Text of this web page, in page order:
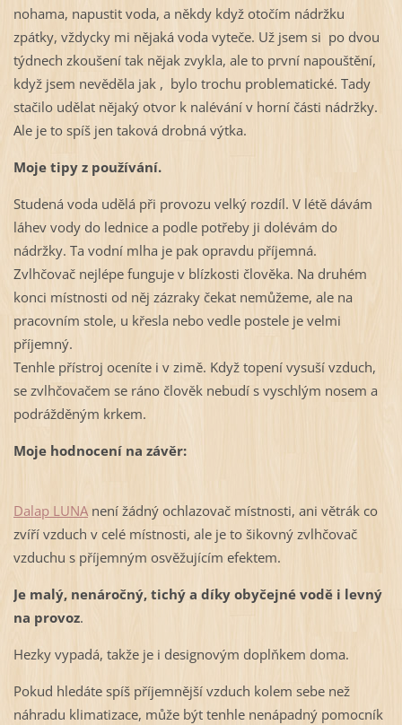
nohama, napustit voda, a někdy když otočím nádržku
zpátky, vždycky mi nějaká voda vyteče. Už jsem si po dvou
týdnech zkoušení tak nějak zvykla, ale to první napouštění,
když jsem nevěděla jak , bylo trochu problematické. Tady
stačilo udělat nějaký otvor k nalévání v horní části nádržky.
Ale je to spíš jen taková drobná výtka.
Moje tipy z používání.
Studená voda udělá při provozu velký rozdíl. V létě dávám
láhev vody do lednice a podle potřeby ji dolévám do
nádržky. Ta vodní mlha je pak opravdu příjemná.
Zvlhčovač nejlépe funguje v blízkosti člověka. Na druhém
konci místnosti od něj zázraky čekat nemůžeme, ale na
pracovním stole, u křesla nebo vedle postele je velmi
příjemný.
Tenhle přístroj oceníte i v zimě. Když topení vysuší vzduch,
se zvlhčovačem se ráno člověk nebudí s vyschlým nosem a
podrážděným krkem.
Moje hodnocení na závěr:
Dalap LUNAnení žádný ochlazovač místnosti, ani větrák co
zvíří vzduch v celé místnosti, ale je to šikovný zvlhčovač
vzduchu s příjemným osvěžujícím efektem.
Je malý, nenáročný, tichý a díky obyčejné vodě i levný
na provoz.
Hezky vypadá, takže je i designovým doplňkem doma.
Pokud hledáte spíš příjemnější vzduch kolem sebe než
náhradu klimatizace, může být tenhle nenápadný pomocník